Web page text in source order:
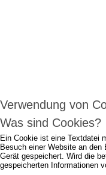
Um die Webseite
fortlaufend
Durch die weitere Nutzung
Verwendung von
Was sind Cookies?
Ein Cookie ist eine Textdatei
Besuch einer Website an den
Gerät gespeichert. Wird die
gespeicherten Informationen